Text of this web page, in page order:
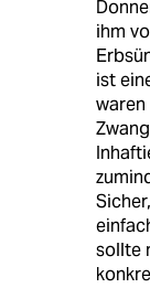
ihm
ist
sollte